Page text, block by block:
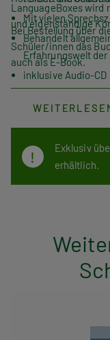
LanguageBoxeswird
und eigenständige
Mit vielen
Behandelt
Erfahrungswelt der
inklusive Audio-CD
erhältlich
Bei Bestellung über
Schüler/innen das
auch als E-Book.
Exklusiv
erhältlich.